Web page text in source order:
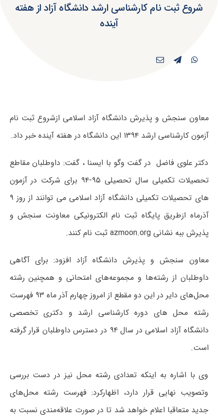
شروع ثبت نام کارشناسی ارشد دانشگاه آزاد از هفته
آینده
معاون سنجش و پذیرش دانشگاه آزاد اسلامی ازشروع ثبت نام
آزمون کارشناسی ارشد ۱۳۹۴ این دانشگاه در هفته آینده خبر داد.
دکتر علوی فاضل در گفت وگو با ایسنا ، گفت: داوطلبان مقاطع
تحصیلات تکمیلی سال تحصیلی ۹۵-۹۴ برای شرکت در آزمون
های تحصیلات تکمیلی دانشگاه آزاد اسلامی می توانند از روز ۹
آذرماه ازطریق پایگاه ثبت نام الکترونیکی معاونت سنجش و
پذیرش ببه نشانی azmoon.org ثبت نام کنند.
معاون سنجش و پذیرش دانشگاه آزاد افزود: برای آگاهی
داوطلبان از رشته‌ها و مجموعه‌های امتحانی و همچنین رشته
محل‌های دایر در این دو مقطع از امروز چهارم آذر ماه ۹۳ فهرست
رشته محل های دوره کارشناسی ارشد و دکتری تخصصی
دانشگاه آزاد اسلامی در سال ۹۴ در دسترس داوطلبان قرار گرفته
است.
وی با اشاره به اینکه تعدادی رشته محل نیز در دست بررسی
وتصویب نهایی قرار دارد، اظهارکرد: فهرست رشته محل‌های
جدید متعاقبا اعلام خواهد شد تا در صورت علاقه‌مندی نسبت به